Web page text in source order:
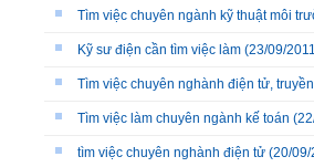
Tìm việc chuyên ngành kỹ thuật môi
Kỹ sư điện cần tìm việc làm (23/09/
Tìm việc chuyên nghành điện tử,
Tìm việc làm chuyên ngành kế toán
tìm việc chuyên nghành điện tử (20/09/